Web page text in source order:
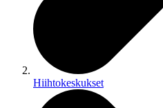
Hiihtokeskukset